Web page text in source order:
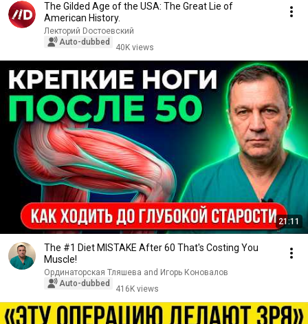
The Gilded Age of the USA: The Great Lie of
American History.
Лекторий Dостоевский
Auto-dubbed
40K views
21:11
The #1 Diet MISTAKE After 60 That's Costing You
Muscle!
Ординаторская Тляшева and Игорь Коновалов
Auto-dubbed
416K views